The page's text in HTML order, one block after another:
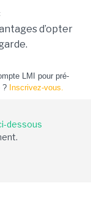
d’opter
LMI pour pré-
? Inscrivez-vous.
dessous